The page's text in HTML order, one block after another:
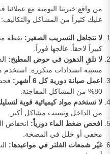
من واقع خبرتنا اليومية مع
عليك كثيراً من المشاكل والتكاليف:
لا تتجاهل التسريب الصغير: نقطة
كبيراً لاحقاً. عالجها فوراً.
لا تلقِ الدهون في حوض المطبخ:
مسببة انسدادات متكررة. استخدم
اعمل صيانة دورية كل 6 أشهر:
80% من المشاكل المفاجئة.
لا تستخدم مواد كيميائية قوية
من الداخل وتسبب مشاكل أكبر.
افحص ضغط الماء دورياً: انخفاض
مخفي أو خلل في المضخة.
غيّر شمعات الفلتر في مواعيدها: